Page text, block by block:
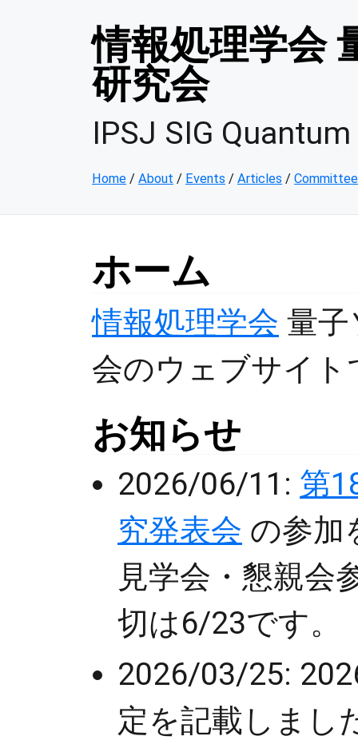
情報処理学会
研究会
IPSJ SIG
Home / About / Events / Articles / Committee
ホーム
情報処理学会 量子
会のウェブサイト
お知らせ
2026/06/11: 第
究発表会 の参加
見学会・懇親会
切は6/23です。
2026/03/25:
定を記載しまし